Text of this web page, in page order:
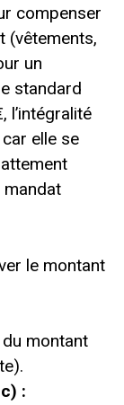
compenser
(vêtements,
un
standard
l’intégralité
elle se
le montant
du montant
: